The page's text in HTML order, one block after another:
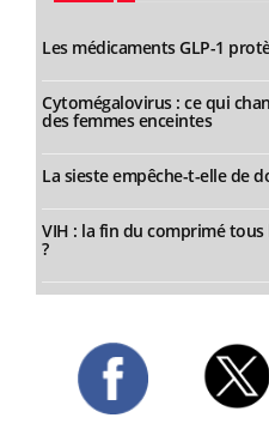
Les médicaments GLP-1
Cytomégalovirus : ce qui
des femmes enceintes
La sieste empêche-t-elle de
VIH : la fin du comprimé
?